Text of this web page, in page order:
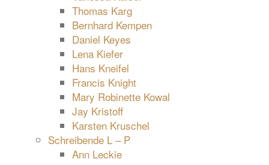
Thomas Karg
Bernhard Kempen
Daniel Keyes
Lena Kiefer
Hans Kneifel
Francis Knight
Mary Robinette Kowal
Jay Kristoff
Karsten Kruschel
Schreibende L – P
Ann Leckie